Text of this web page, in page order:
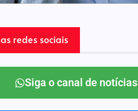
redes sociais
Siga o canal de notícias